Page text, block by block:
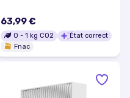
63,99 €
0 - 1 kg CO2
État correct
Fnac